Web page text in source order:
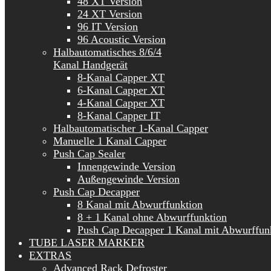
24 XT Version
96 IT Version
96 Acoustic Version
Halbautomatisches 8/6/4
Kanal Handgerät
8-Kanal Capper XT
6-Kanal Capper XT
4-Kanal Capper XT
8-Kanal Capper IT
Halbautomatischer 1-Kanal Capper
Manuelle 1 Kanal Capper
Push Cap Sealer
Innengewinde Version
Außengewinde Version
Push Cap Decapper
8 Kanal mit Abwurffunktion
8 + 1 Kanal ohne Abwurffunktion
Push Cap Decapper 1 Kanal mit
TUBE LASER MARKER
EXTRAS
Advanced Rack Defroster